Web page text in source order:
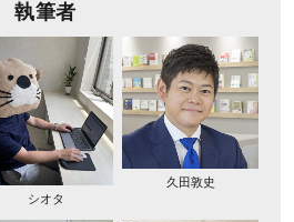
執筆者
シオタ
久田敦史